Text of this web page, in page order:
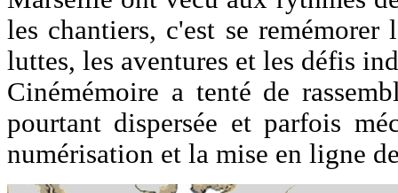
les chantiers, c'est se
luttes, les aventures et les défis
Cinémémoire a tenté de
pourtant dispersée et parfois
numérisation et la mise en ligne